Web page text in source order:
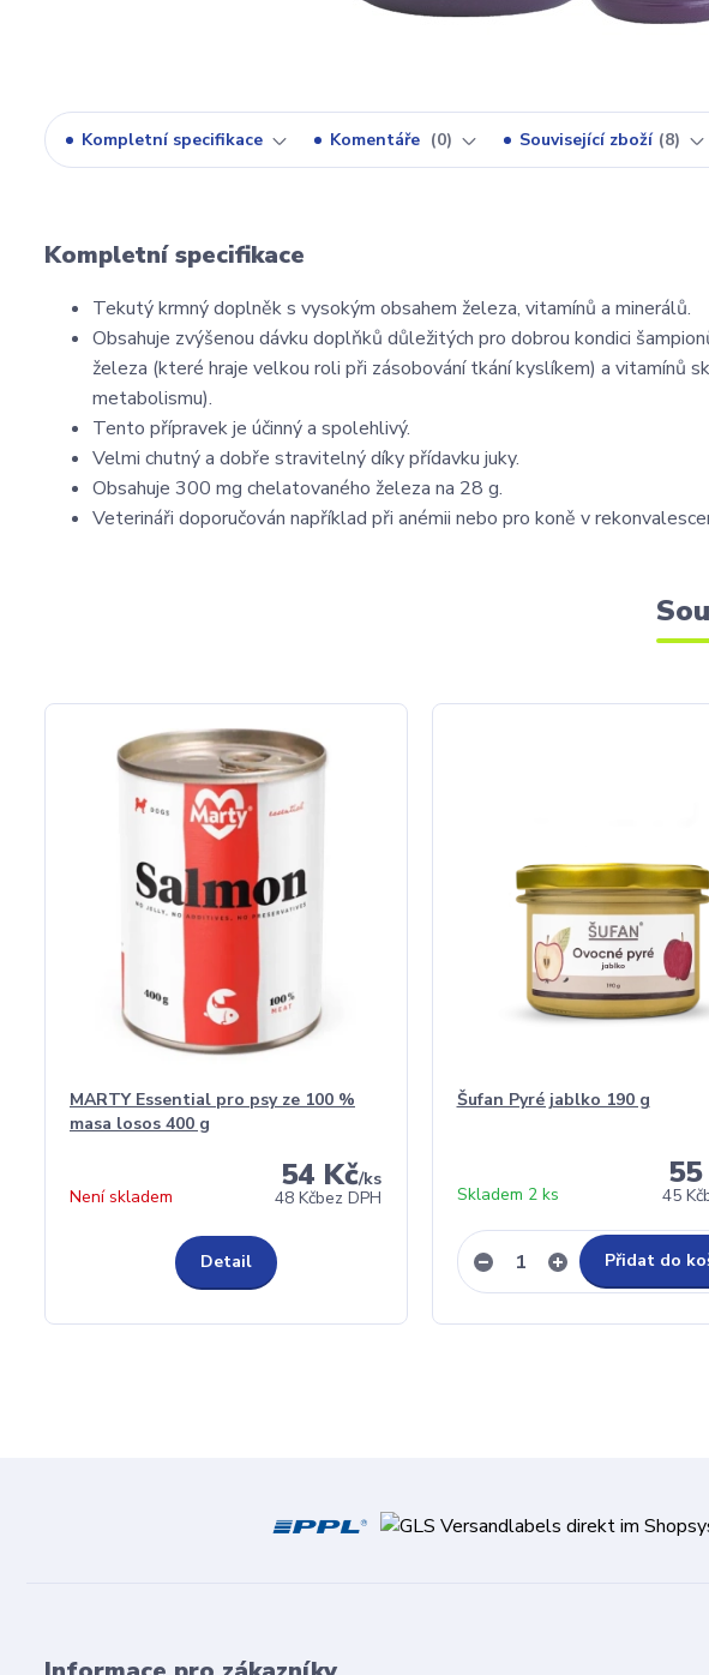
Kompletní specifikace Komentáře 0 Související zboží 8
Kompletní specifikace
Tekutý krmný doplněk s vysokým obsahem železa, vitamínů a minerálů.
Obsahuje zvýšenou dávku doplňků důležitých pro dobrou kondici
železa (které hraje velkou roli při zásobování tkání kyslíkem) a vitamínů
metabolismu).
Tento přípravek je účinný a spolehlivý.
Velmi chutný a dobře stravitelný díky přídavku juky.
Obsahuje 300 mg chelatovaného železa na 28 g.
Veterináři doporučován například při anémii nebo pro koně v
MARTY Essential pro psy ze 100 %
masa losos 400 g
54 Kč/ks
48 Kčbez DPH
Není skladem
Detail
Šufan Pyré jablko 190 g
45 Kč
Skladem 2 ks
Přidat do